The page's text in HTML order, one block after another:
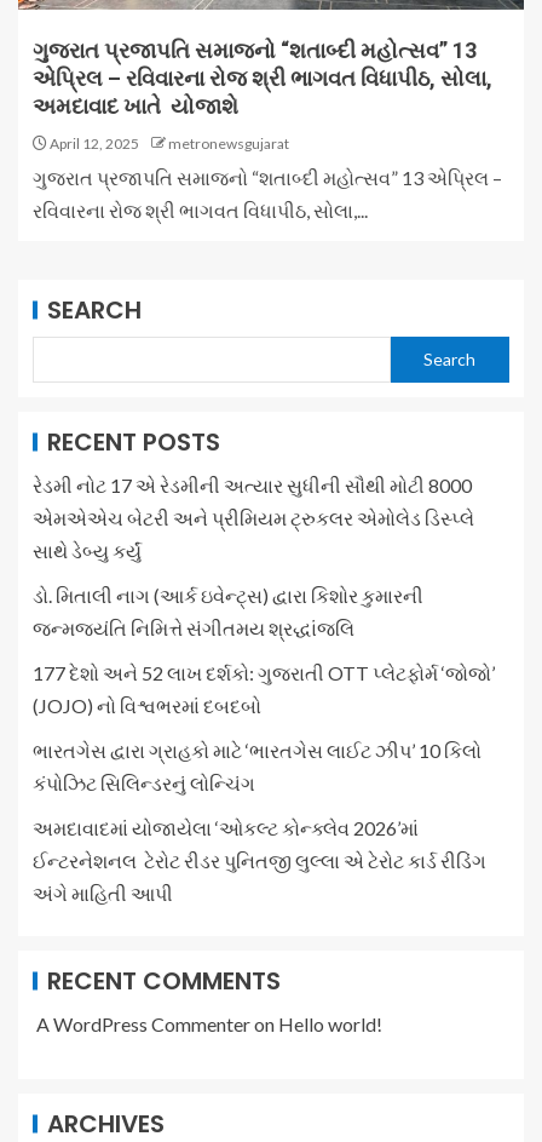
ગુજરાત પ્રજાપતિ સમાજનો “શતાબ્દી મહોત્સવ” 13
એપ્રિલ – રવિવારના રોજ શ્રી ભાગવત વિધાપીઠ, સોલા,
અમદાવાદ ખાતે યોજાશે
April 12, 2025 metronewsgujarat
ગુજરાત પ્રજાપતિ સમાજનો “શતાબ્દી મહોત્સવ” 13 એપ્રિલ –
રવિવારના રોજ શ્રી ભાગવત વિધાપીઠ, સોલા,...
SEARCH
Search
RECENT POSTS
રેડમી નોટ 17 એ રેડમીની અત્યાર સુધીની સૌથી મોટી 8000
એમએએચ બેટરી અને પ્રીમિયમ ટ્રુકલર એમોલેડ ડિસ્પ્લે
સાથે ડેબ્યુ કર્યું
ડો. મિતાલી નાગ (આર્ક ઇવેન્ટ્સ) દ્વારા કિશોર કુમારની
જન્મજયંતિ નિમિત્તે સંગીતમય શ્રદ્ધાંજલિ
177 દેશો અને 52 લાખ દર્શકો: ગુજરાતી OTT પ્લેટફોર્મ ‘જોજો’
(JOJO) નો વિશ્વભરમાં દબદબો
ભારતગેસ દ્વારા ગ્રાહકો માટે ‘ભારતગેસ લાઈટ ઝીપ’ 10 કિલો
કંપોઝિટ સિલિન્ડરનું લોન્ચિંગ
અમદાવાદમાં યોજાયેલા ‘ઓકલ્ટ કોન્ક્લેવ 2026’માં
ઈન્ટરનેશનલ ટેરોટ રીડર પુનિતજી લુલ્લા એ ટેરોટ કાર્ડ રીડિંગ
અંગે માહિતી આપી
RECENT COMMENTS
A WordPress Commenteron Hello world!
ARCHIVES